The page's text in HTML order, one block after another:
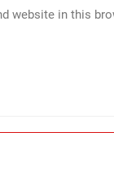
website in this